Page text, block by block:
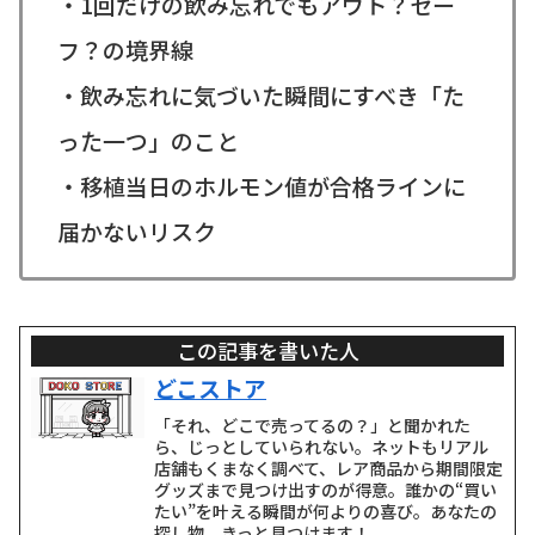
フ？の境界線
・飲み忘れに気づいた瞬間にすべき「た
った一つ」のこと
・移植当日のホルモン値が合格ラインに
届かないリスク
この記事を書いた人
どこストア
「それ、どこで売ってるの？」と聞かれた
ら、じっとしていられない。ネットもリアル
店舗もくまなく調べて、レア商品から期間限定
グッズまで見つけ出すのが得意。誰かの“買い
たい”を叶える瞬間が何よりの喜び。あなたの